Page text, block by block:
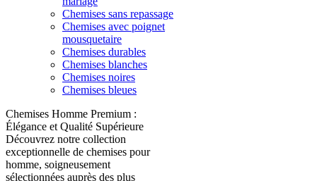
Chemises sans repassage
Chemises avec poignet
mousquetaire
Chemises durables
Chemises blanches
Chemises noires
Chemises bleues
Chemises Homme Premium :
Élégance et Qualité Supérieure
Découvrez notre collection
exceptionnelle de chemises pour
homme, soigneusement
sélectionnées auprès des plus